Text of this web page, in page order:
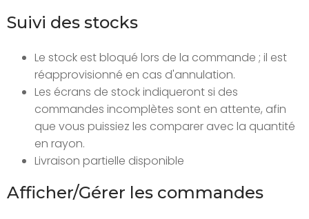
Suivi des stocks
Le stock est bloqué lors de la commande ; il est
réapprovisionné en cas d'annulation.
Les écrans de stock indiqueront si des
commandes incomplètes sont en attente, afin
que vous puissiez les comparer avec la quantité
en rayon.
Livraison partielle disponible
Afficher/Gérer les commandes